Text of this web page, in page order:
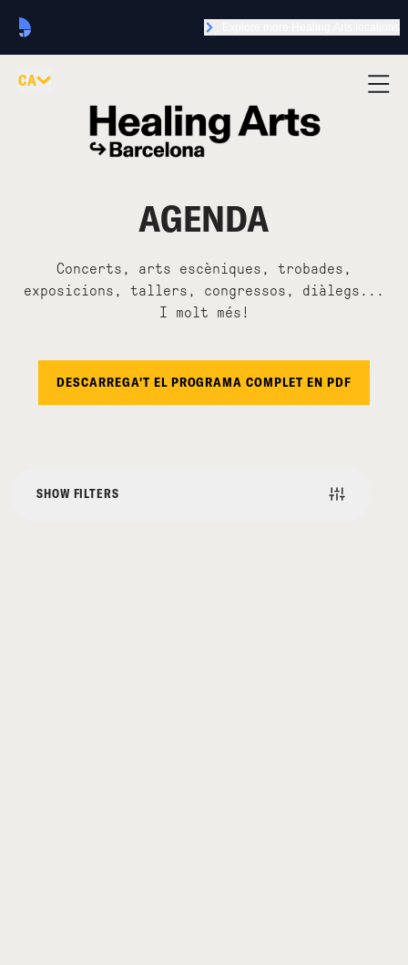
CA
AGENDA
Concerts, arts escèniques, trobades,
exposicions, tallers, congressos, diàlegs...
I molt més!
DESCARREGA'T EL PROGRAMA COMPLET EN PDF
SHOW FILTERS